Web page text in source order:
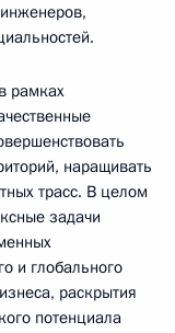
рамках
наращивать
трасс. В целом
задачи
и глобального
раскрытия
потенциала